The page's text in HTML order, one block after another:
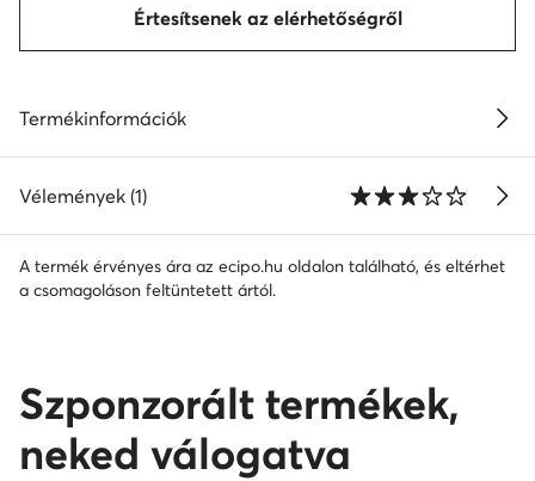
Értesítsenek az elérhetőségről
Termékinformációk
Vélemények (1)
A termék érvényes ára az ecipo.hu oldalon található, és eltérhet
a csomagoláson feltüntetett ártól.
Szponzorált termékek,
neked válogatva